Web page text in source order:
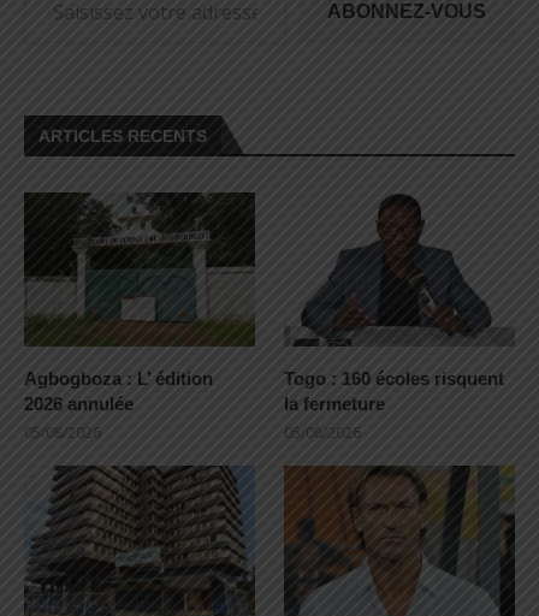
ABONNEZ-VOUS
ARTICLES RECENTS
Agbogboza : L’ édition
2026 annulée
05/08/2026
Togo : 160 écoles risquent
la fermeture
05/08/2026